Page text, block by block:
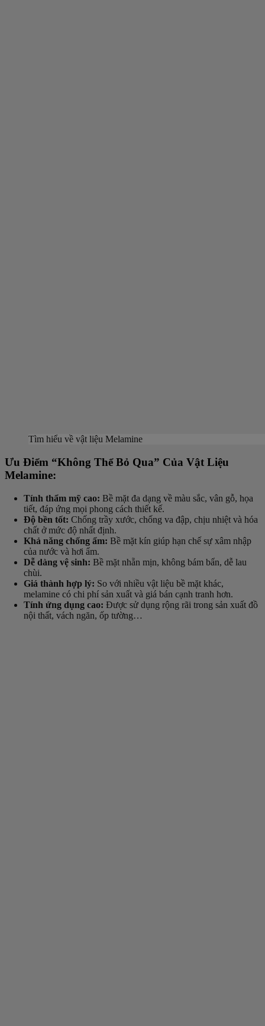
Tìm hiểu về vật liệu Melamine
Ưu Điểm “Không Thể Bỏ Qua” Của Vật Liệu
Melamine:
Tính thẩm mỹ cao: Bề mặt đa dạng về màu sắc, vân gỗ, họa
tiết, đáp ứng mọi phong cách thiết kế.
Độ bền tốt: Chống trầy xước, chống va đập, chịu nhiệt và hóa
chất ở mức độ nhất định.
Khả năng chống ẩm: Bề mặt kín giúp hạn chế sự xâm nhập
của nước và hơi ẩm.
Dễ dàng vệ sinh: Bề mặt nhẵn mịn, không bám bẩn, dễ lau
chùi.
Giá thành hợp lý: So với nhiều vật liệu bề mặt khác,
melamine có chi phí sản xuất và giá bán cạnh tranh hơn.
Tính ứng dụng cao: Được sử dụng rộng rãi trong sản xuất đồ
nội thất, vách ngăn, ốp tường…